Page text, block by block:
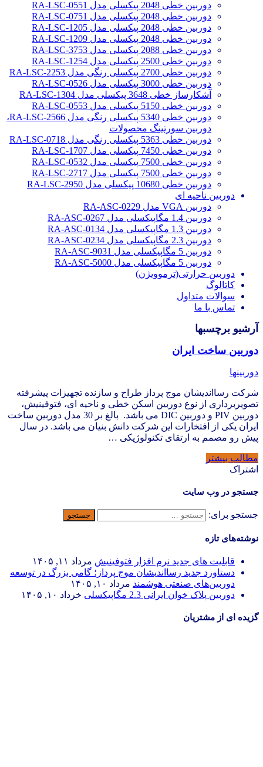
دوربین خطی 2048 پیکسلی مدل RA-LSC-0551
دوربین خطی 2048 پیکسلی مدل RA-LSC-0751
دوربین خطی 2048 پیکسلی مدل RA-LSC-1205
دوربین خطی 2048 پیکسلی مدل RA-LSC-1209
دوربین خطی 2088 پیکسلی مدل RA-LSC-3753
دوربین خطی 2500 پیکسلی مدل RA-LSC-1254
دوربین خطی 2700 پیکسلی رنگی مدل RA-LSC-2253
دوربین خطی 3000 پیکسلی مدل RA-LSC-0526
آشکارساز خطی 3648 پیکسلی مدل RA-LSC-1304
دوربین خطی 5150 پیکسلی مدل RA-LSC-0553
دوربین خطی 5340 پیکسلی رنگی مدل RA-LSC-2566،
دوربین سورتینگ محصولات
دوربین خطی 5363 پیکسلی رنگی مدل RA-LSC-0718
دوربین خطی 7450 پیکسلی مدل RA-LSC-1707
دوربین خطی 7500 پیکسلی مدل RA-LSC-0532
دوربین خطی 7500 پیکسلی مدل RA-LSC-2717
دوربین خطی 10680 پیکسلی مدل RA-LSC-2950
دوربین ناحیه ای
دوربین VGA مدل RA-ASC-0229
دوربین 1.4 مگاپیکسلی مدل RA-ASC-0267
دوربین 1.3 مگاپیکسلی مدل RA-ASC-0134
دوربین 2.3 مگاپیکسلی مدل RA-ASC-0234
دوربین 5 مگاپیکسلی مدل RA-ASC-9031
دوربین 5 مگاپیکسلی مدل RA-ASC-5000
دوربین حرارتی(ترموویژن)
کاتالوگ
سوالات متداول
تماس با ما
آرشیو برچسبها
دوربین ساخت ایران
دوربینها
شرکت رسااندیشان موج پرداز طراح و سازنده تجهیزات پیشرفته
تصویربرداری از نوع دوربین اسکن خطی و ناحیه ای، فتوفینیش،
دوربین PIV و دوربین DIC می باشد. بالغ بر 30 مدل دوربین ساخت
ایران یکی از افتخارات این شرکت دانش بنیان می باشد. در سال
پیش رو مصمم به ارتقای تکنولوژیکی …
مطالب بیشتر
اشتراک
جستجو در وب سایت
جستجو برای:
نوشته‌های تازه
قابلیت های جدید نرم افزار فتوفینیش مرداد ۱۱, ۱۴۰۵
دستاورد جدید رسااندیشان موج پرداز؛ گامی بزرگ در توسعه
دوربین‌های صنعتی هوشمند مرداد ۱۰, ۱۴۰۵
دوربین پلاک خوان ایرانی 2.3 مگاپیکسلی
خرداد ۱۰, ۱۴۰۵
گزیده ای از مشتریان